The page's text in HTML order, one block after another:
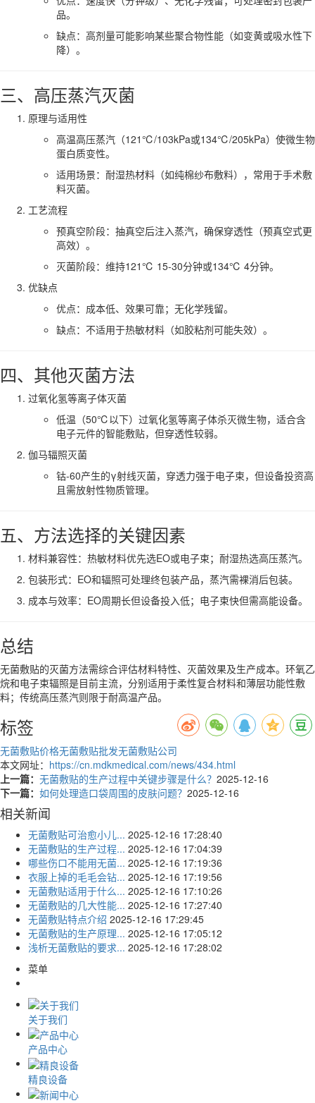
品。
缺点：高剂量可能影响某些聚合物性能（如变黄或吸水性下
降）。
三、高压蒸汽灭菌
原理与适用性
高温高压蒸汽（121℃/103kPa或134℃/205kPa）使微生物
蛋白质变性。
适用场景：耐湿热材料（如纯棉纱布敷料），常用于手术敷
料灭菌。
工艺流程
预真空阶段：抽真空后注入蒸汽，确保穿透性（预真空式更
高效）。
灭菌阶段：维持121℃ 15-30分钟或134℃ 4分钟。
优缺点
优点：成本低、效果可靠；无化学残留。
缺点：不适用于热敏材料（如胶粘剂可能失效）。
四、其他灭菌方法
过氧化氢等离子体灭菌
低温（50℃以下）过氧化氢等离子体杀灭微生物，适合含
电子元件的智能敷贴，但穿透性较弱。
伽马辐照灭菌
钴-60产生的γ射线灭菌，穿透力强于电子束，但设备投资高
且需放射性物质管理。
五、方法选择的关键因素
材料兼容性：热敏材料优先选EO或电子束；耐湿热选高压蒸汽。
包装形式：EO和辐照可处理终包装产品，蒸汽需裸消后包装。
成本与效率：EO周期长但设备投入低；电子束快但需高能设备。
总结
无菌敷贴的灭菌方法需综合评估材料特性、灭菌效果及生产成本。环氧乙
烷和电子束辐照是目前主流，分别适用于柔性复合材料和薄层功能性敷
料；传统高压蒸汽则限于耐高温产品。
标签
无菌敷贴价格无菌敷贴批发无菌敷贴公司
本文网址： https://cn.mdkmedical.com/news/434.html
上一篇： 无菌敷贴的生产过程中关键步骤是什么？ 2025-12-16
下一篇： 如何处理造口袋周围的皮肤问题？ 2025-12-16
相关新闻
无菌敷贴可治愈小儿... 2025-12-16 17:28:40
无菌敷贴的生产过程... 2025-12-16 17:04:39
哪些伤口不能用无菌... 2025-12-16 17:19:36
衣服上掉的毛毛会钻... 2025-12-16 17:19:56
无菌敷贴适用于什么... 2025-12-16 17:10:26
无菌敷贴的几大性能... 2025-12-16 17:27:40
无菌敷贴特点介绍 2025-12-16 17:29:45
无菌敷贴的生产原理... 2025-12-16 17:05:12
浅析无菌敷贴的要求... 2025-12-16 17:28:02
菜单
关于我们
产品中心
精良设备